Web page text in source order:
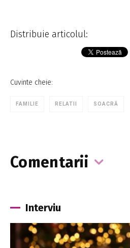
Distribuie articolul:
Cuvinte cheie:
FAMILIE RELATII SOACRĂ
Comentarii
Interviu